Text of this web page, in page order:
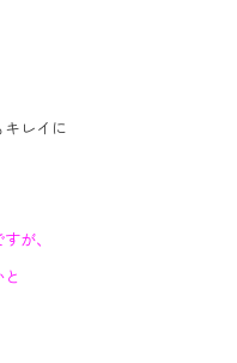
レイに
が、